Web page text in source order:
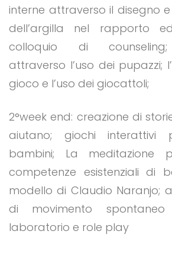
interne attraverso il disegno e
dell’argilla nel rapporto
colloquio di counseling;
attraverso l’uso dei pupazzi;
gioco e l’uso dei giocattoli;
2°week end: creazione di
aiutano; giochi
bambini; La meditazione
competenze esistenziali di
modello di Claudio Naranjo;
di movimento
laboratorio e role play